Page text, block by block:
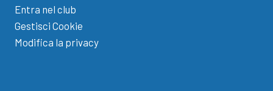
Entra nel club
Gestisci Cookie
Modifica la privacy